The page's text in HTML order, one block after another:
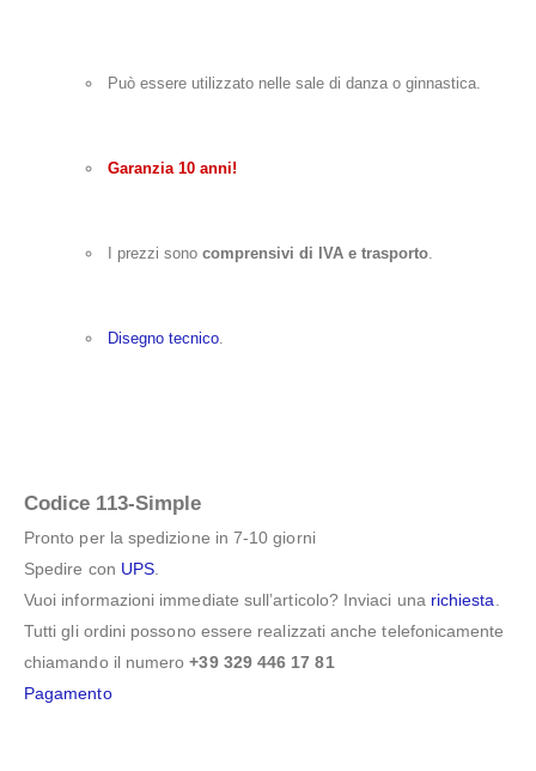
Può essere utilizzato nelle sale di danza o ginnastica.
Garanzia 10 anni!
I prezzi sono comprensivi di IVA e trasporto.
Disegno tecnico.
Codice 113-Simple
Pronto per la spedizione in 7-10 giorni
Spedire con UPS.
Vuoi informazioni immediate sull’articolo? Inviaci una richiesta.
Tutti gli ordini possono essere realizzati anche telefonicamente
chiamando il numero+39 329 446 17 81
Pagamento